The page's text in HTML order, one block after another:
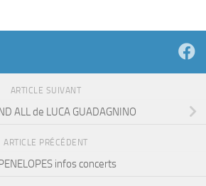
ARTICLE SUIVANT
ALL de LUCA GUADAGNINO
ARTICLE PRÉCÉDENT
infos concerts